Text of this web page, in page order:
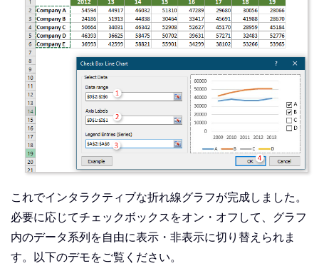
これでインタラクティブな折れ線グラフが完成しました。
必要に応じてチェックボックスをオン・オフして、グラフ
内のデータ系列を自由に表示・非表示に切り替えられま
す。以下のデモをご覧ください。